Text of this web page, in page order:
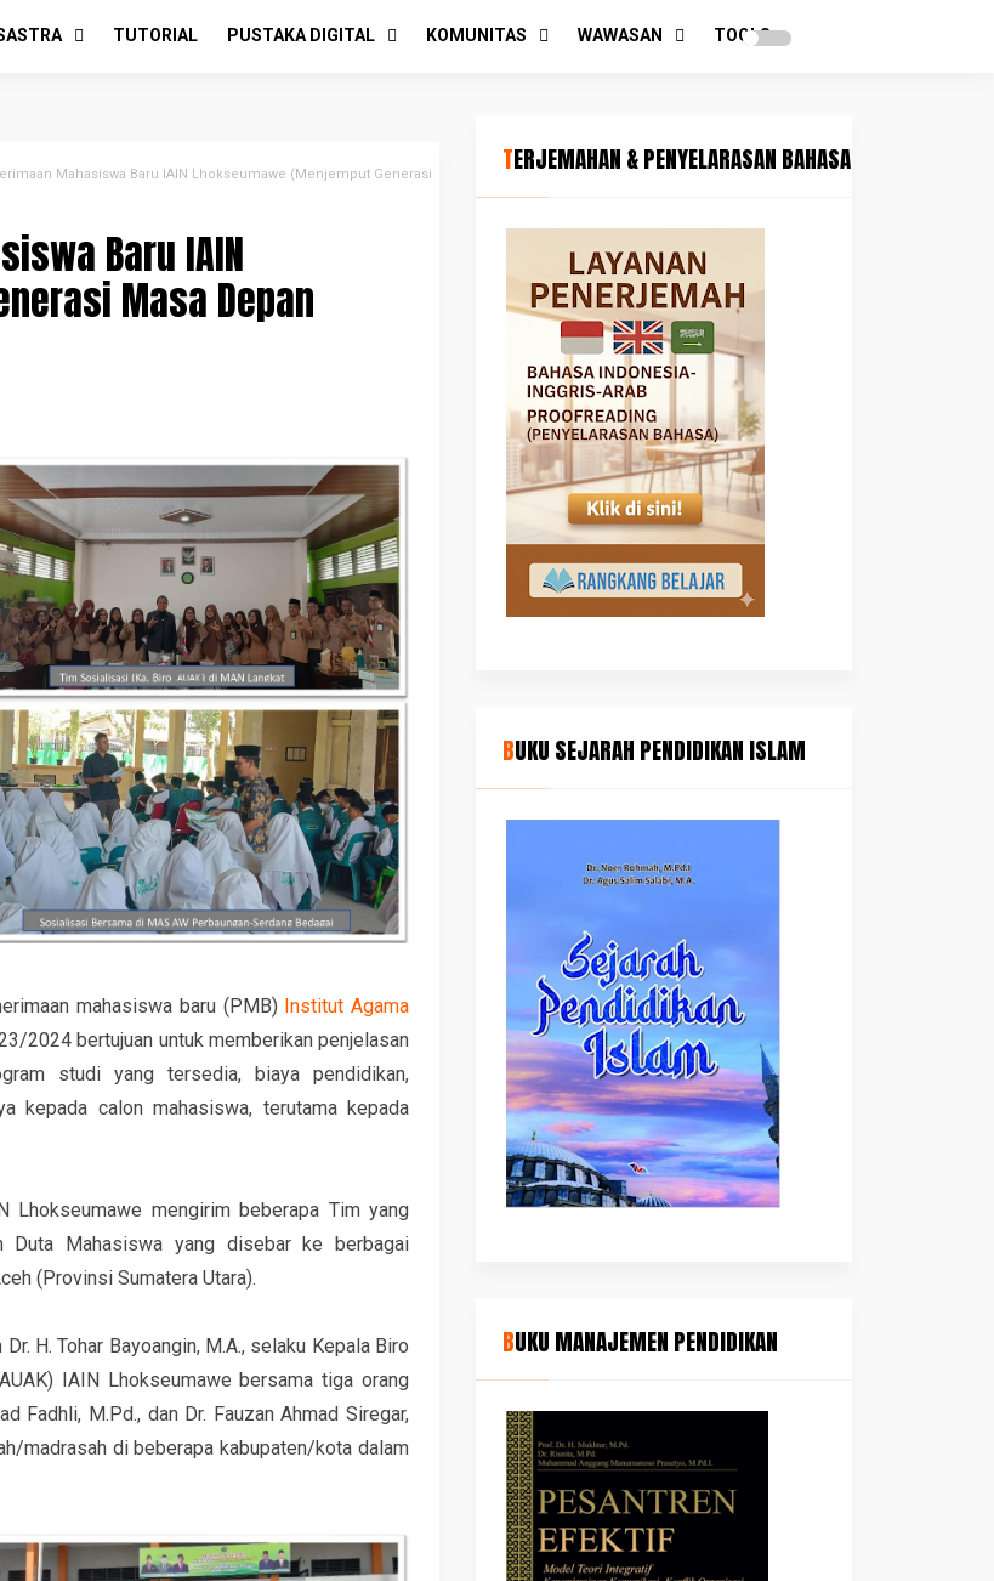
TUTORIAL PUSTAKA DIGITAL KOMUNITAS WAWASAN TOOLS
Mahasiswa Baru IAIN Lhokseumawe (Menjemput Generasi
Baru IAIN
Masa Depan
mahasiswa baru (PMB) Institut Agama
2024 bertujuan untuk memberikan penjelasan
studi yang tersedia, biaya pendidikan,
kepada calon mahasiswa, terutama kepada
mengirim beberapa Tim yang
Duta Mahasiswa yang disebar ke berbagai
(Provinsi Sumatera Utara).
H. Tohar Bayoangin, M.A., selaku Kepala Biro
IAIN Lhokseumawe bersama tiga orang
Fadhli, M.Pd., dan Dr. Fauzan Ahmad Siregar,
madrasah di beberapa kabupaten/kota dalam
TERJEMAHAN & PENYELARASAN BAHASA
BUKU SEJARAH PENDIDIKAN ISLAM
BUKU MANAJEMEN PENDIDIKAN